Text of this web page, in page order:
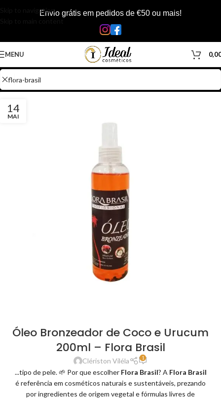
Skip to navigationEnvio grátis em pedidos de €50 ou mais!
MENU
14
MAI
Óleo Bronzeador de Coco e Urucum
200ml – Flora Brasil
Clériston Viléla 1
...tipo de pele. 🌱 Por que escolher Flora Brasil? A Flora Brasil
é referência em cosméticos naturais e sustentáveis, prezando
por ingredientes de origem vegetal e fórmulas livres de